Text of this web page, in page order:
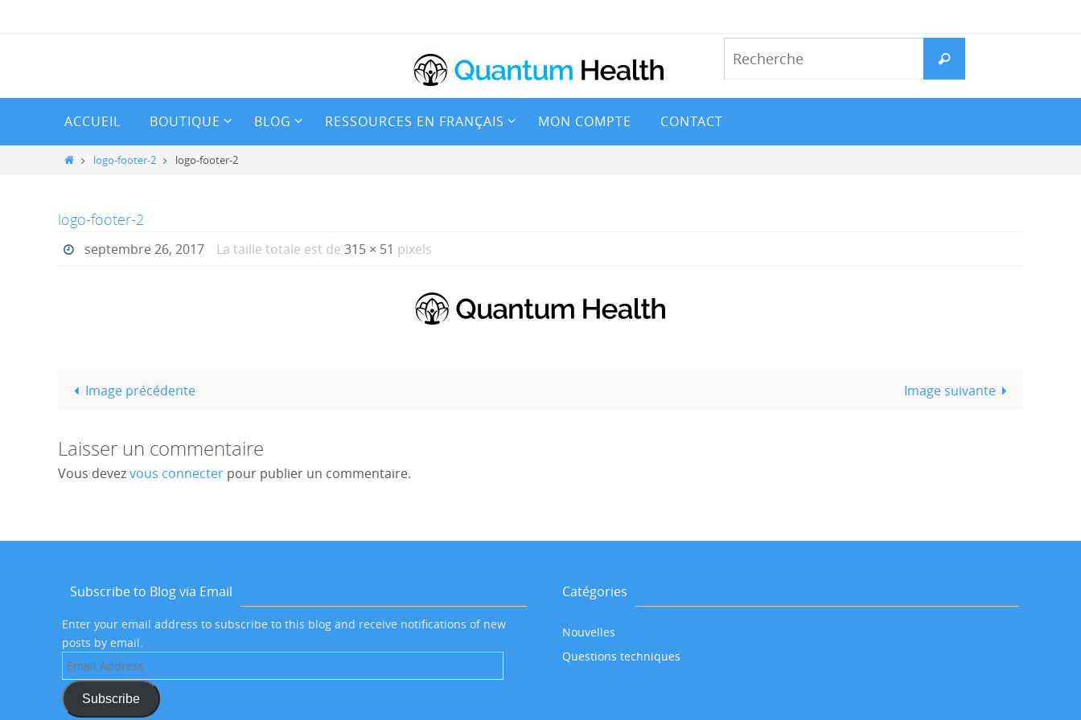
Recherche
le
ACCUEIL BOUTIQUE BLOG RESSOURCES EN FRANÇAIS MON COMPTE CONTACT
Homelogo-footer-2 logo-footer-2
logo-footer-2
septembre 26, 2017 La taille totale est de 315 × 51 pixels
Image précédente Image suivante
Laisser un commentaire
Vous devezvous connecter pour publier un commentaire.
Subscribe to Blog via Email
Enter your email address to subscribe to this blog and receive notifications of new
posts by email.
Email
Address
Subscribe
Catégories
Nouvelles
Questions techniques